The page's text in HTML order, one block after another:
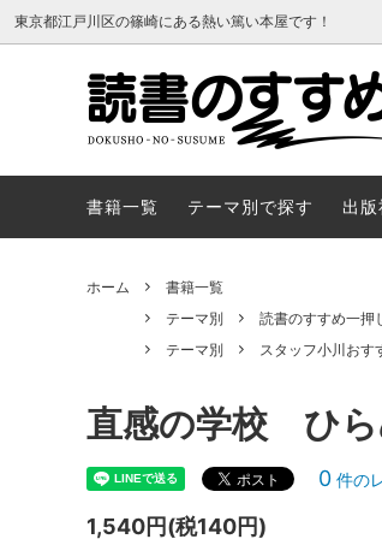
東京都江戸川区の篠崎にある熱い篤い本屋です！
書籍一覧 テーマ別で探す 出
ホーム
書籍一覧
テーマ別
読書のすすめ一押
テーマ別
スタッフ小川おす
直感の学校 ひら
0 件の
1,540円(税140円)